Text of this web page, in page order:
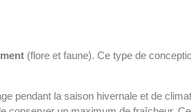
(flore et faune). Ce type de
pendant la saison hivernale et de